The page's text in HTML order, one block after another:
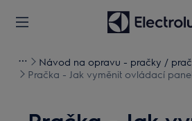
Návod na opravu - pračky /
Pračka - Jak vyměnit ovládací